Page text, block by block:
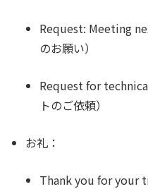
Request: Meeting
のお願い）
Request for
トのご依頼）
お礼：
Thank you for your